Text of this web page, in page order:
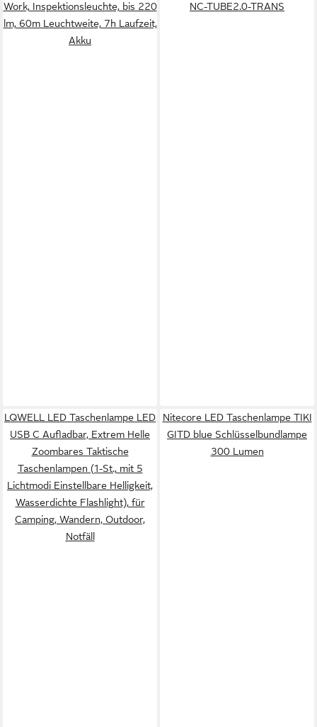
Work, Inspektionsleuchte, bis 220
lm, 60m Leuchtweite, 7h Laufzeit,
Akku
NC-TUBE2.0-TRANS
LQWELL LED Taschenlampe LED
USB C Aufladbar, Extrem Helle
Zoombares Taktische
Taschenlampen (1-St., mit 5
Lichtmodi Einstellbare Helligkeit,
Wasserdichte Flashlight), für
Camping, Wandern, Outdoor,
Notfäll
Nitecore LED Taschenlampe TIKI
GITD blue Schlüsselbundlampe
300 Lumen